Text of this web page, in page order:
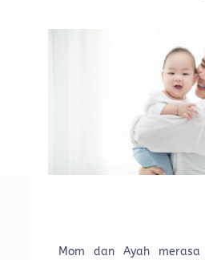
Mom dan Ayah merasa